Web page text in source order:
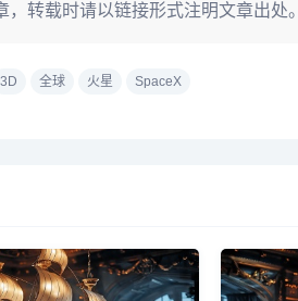
转载时请以链接形式注明文章出处。
3D 全球 火星 SpaceX